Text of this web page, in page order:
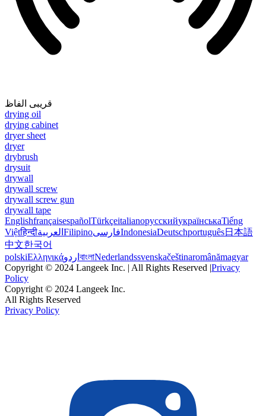
قریبی الفاظ
drying oil
drying cabinet
dryer sheet
dryer
drybrush
drysuit
drywall
drywall screw
drywall screw gun
drywall tape
EnglishfrançaisespañolTürkçeitalianoрусскийукраїнськаTiếng
Việtहिन्दीالعربية FilipinoفارسیIndonesiaDeutschportuguês日本語
中文한국어
polskiΕλληνικάاردو বাংলাNederlandssvenskačeštinaromânămagyar
Copyright © 2024 Langeek Inc. | All Rights Reserved |Privacy
Policy
Copyright © 2024 Langeek Inc.
All Rights Reserved
Privacy Policy